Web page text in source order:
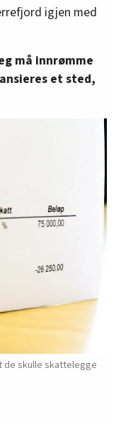
igjen med
må innrømme
et sted,
de skulle skattelegge